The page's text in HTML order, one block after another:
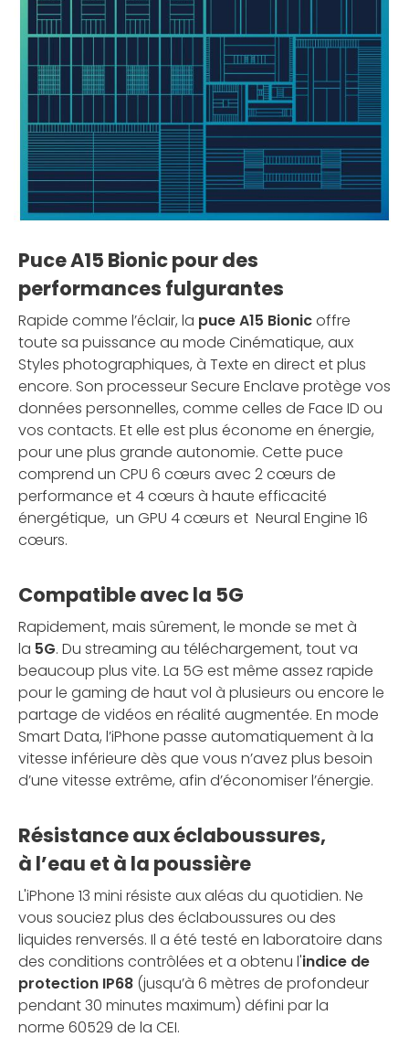
Puce A15 Bionic pour des
performances fulgurantes
Rapide comme l’éclair, la puce A15 Bionicoffre
toute sa puissance au mode Cinématique, aux
Styles photographiques, à Texte en direct et plus
encore. Son processeur Secure Enclave protège vos
données personnelles, comme celles de Face ID ou
vos contacts. Et elle est plus économe en énergie,
pour une plus grande autonomie. Cette puce
comprend un CPU 6 cœurs avec 2 cœurs de
performance et 4 cœurs à haute efficacité
énergétique, un GPU 4 cœurs et Neural Engine 16
cœurs.
Compatible avec la 5G
Rapidement, mais sûrement, le monde se met à
la 5G. Du streaming au téléchargement, tout va
beaucoup plus vite. La 5G est même assez rapide
pour le gaming de haut vol à plusieurs ou encore le
partage de vidéos en réalité augmentée. En mode
Smart Data, l’iPhone passe automatiquement à la
vitesse inférieure dès que vous n’avez plus besoin
d’une vitesse extrême, afin d’économiser l’énergie.
Résistance aux éclaboussures,
à l’eau et à la poussière
L'iPhone 13 mini résiste aux aléas du quotidien. Ne
vous souciez plus des éclaboussures ou des
liquides renversés. Il a été testé en laboratoire dans
des conditions contrôlées et a obtenu l'indice de
protection IP68 (jusqu’à 6 mètres de profondeur
pendant 30 minutes maximum) défini par la
norme 60529 de la CEI.